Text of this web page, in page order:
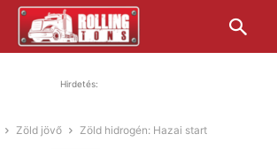
Hirdetés:
Zöld jövő Zöld hidrogén: Hazai start